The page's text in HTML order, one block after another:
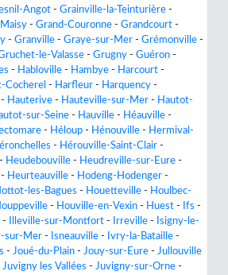
Angot - Grainville-la-Teinturière -
- Grand-Couronne - Grandcourt -
- Granville - Graye-sur-Mer - Grémonville -
le-Valasse - Grugny - Guéron -
- Habloville - Hambye - Harcourt -
Cocherel - Harfleur - Harquency -
- Hauterive - Hauteville-sur-Mer - Hautot-
sur-Seine - Hauville - Héauville -
- Héloup - Hénouville - Hermival-
- Hérouville-Saint-Clair -
- Heudebouville - Heudreville-sur-Eure -
- Heurteauville - Hodeng-Hodenger -
les-Bagues - Houetteville - Houlbec-
- Houville-en-Vexin - Huest - Ifs -
- Illeville-sur-Montfort - Irreville -
Isigny-le-
sur-Mer - Isneauville - Ivry-la-Bataille -
- Joué-du-Plain - Jouy-sur-Eure - Jullouville
Juvigny les Vallées - Juvigny-sur-Orne -